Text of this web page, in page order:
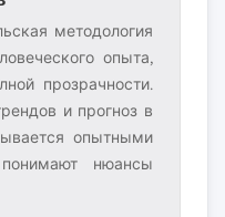
методология
опыта,
прозрачности.
и прогноз в
опытными
нюансы